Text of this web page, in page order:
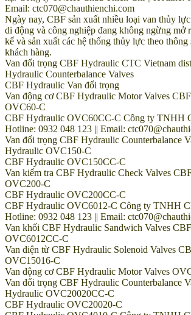
Email: ctc070@chauthienchi.com
Ngày nay, CBF sản xuất nhiều loại van thủy
di động và công nghiệp đang không ngừng mở
kế và sản xuất các hệ thống thủy lực theo thông
khách hàng.
Van đối trọng CBF Hydraulic CTC Vietnam
Hydraulic Counterbalance Valves
CBF Hydraulic Van đối trọng
Van động cơ CBF Hydraulic Motor Valves
OVC60-C
CBF Hydraulic OVC60CC-C Công ty TNHH
Hotline: 0932 048 123 || Email:
Van đối trọng CBF Hydraulic Counterbalance
Hydraulic OVC150-C
CBF Hydraulic OVC150CC-C
Van kiểm tra CBF Hydraulic Check Valves
OVC200-C
CBF Hydraulic OVC200CC-C
CBF Hydraulic OVC6012-C Công ty TNHH
Hotline: 0932 048 123 || Email:
Van khối CBF Hydraulic Sandwich Valves
OVC6012CC-C
Van điện từ CBF Hydraulic Solenoid Valves
OVC15016-C
Van động cơ CBF Hydraulic Motor Valves
Van đối trọng CBF Hydraulic Counterbalance
Hydraulic OVC20020CC-C
CBF Hydraulic OVC20020-C